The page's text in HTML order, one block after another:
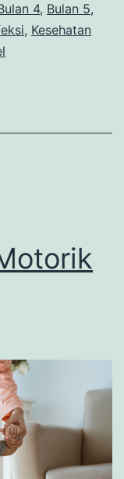
4, Bulan 5,
, Kesehatan